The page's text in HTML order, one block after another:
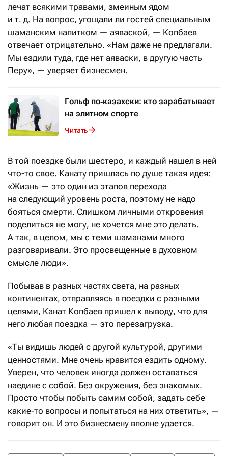
лечат всякими травами, змеиным ядом
и т. д. На вопрос, угощали ли гостей специальным
шаманским напитком — аяваской, — Копбаев
отвечает отрицательно. «Нам даже не предлагали.
Мы ездили туда, где нет аяваски, в другую часть
Перу», — уверяет бизнесмен.
Гольф по‑казахски: кто зарабатывает
на элитном спорте
Читать
В той поездке были шестеро, и каждый нашел в ней
что-то свое. Канату пришлась по душе такая идея:
«Жизнь — это один из этапов перехода
на следующий уровень роста, поэтому не надо
бояться смерти. Слишком личными откровения
поделиться не могу, не хочется мне это делать.
А так, в целом, мы с теми шаманами много
разговаривали. Это просвещенные в духовном
смысле люди».
Побывав в разных частях света, на разных
континентах, отправляясь в поездки с разными
целями, Канат Копбаев пришел к выводу, что для
него любая поездка — это перезагрузка.
«Ты видишь людей с другой культурой, другими
ценностями. Мне очень нравится ездить одному.
Уверен, что человек иногда должен оставаться
наедине с собой. Без окружения, без знакомых.
Просто чтобы побыть самим собой, задать себе
какие-то вопросы и попытаться на них ответить», —
говорит он. И это бизнесмену вполне удается.